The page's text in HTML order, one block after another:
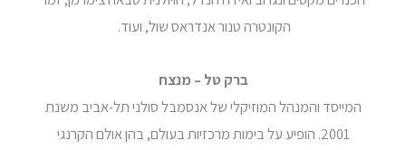
הקונטרה טנור אנדראס שול, ועוד.
ברק טל – מנצח
המייסד והמנהל המוזיקלי של אנסמבל סולני תל-אביב משנת
2001. הופיע על בימות מרכזיות בעולם, בהן אולם הקרנגי